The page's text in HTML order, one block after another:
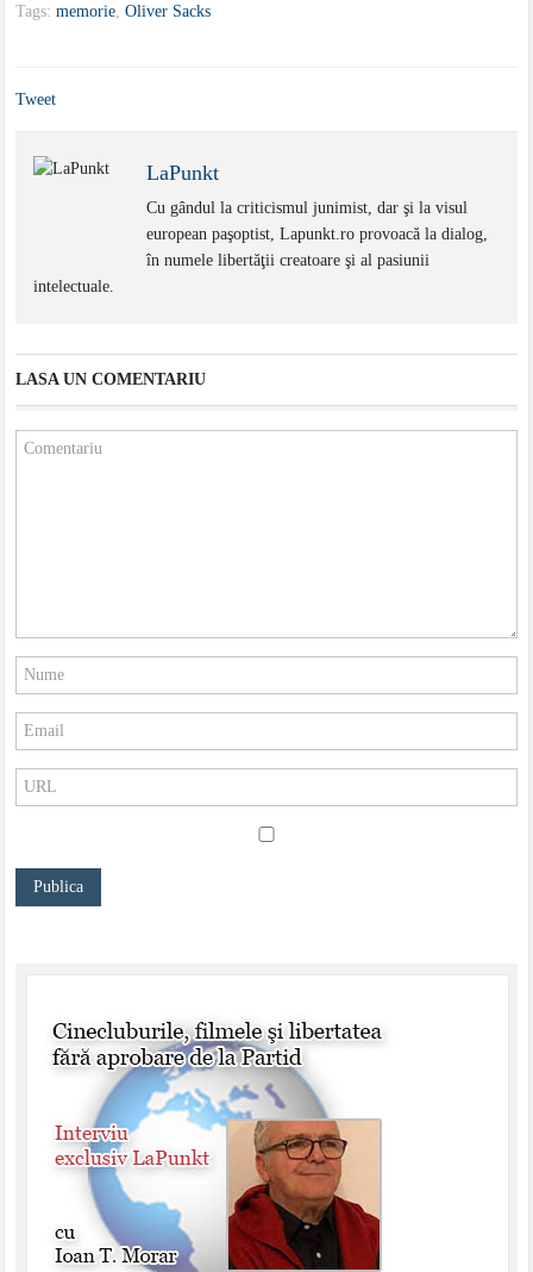
Tags:memorie,Oliver Sacks
Tweet
LaPunkt
Cu gândul la criticismul junimist, dar şi la visul
european paşoptist, Lapunkt.ro provoacă la dialog,
în numele libertăţii creatoare şi al pasiunii
intelectuale.
LASA UN COMENTARIU